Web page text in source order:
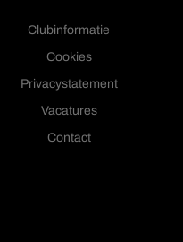
Clubinformatie
Cookies
Privacystatement
Vacatures
Contact